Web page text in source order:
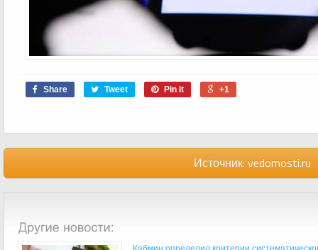
Share Tweet Pin it +1
Источник: vedomosti.ru